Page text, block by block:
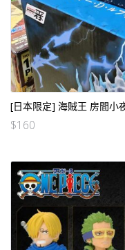
[日本限定] 海賊王 房間小
$160